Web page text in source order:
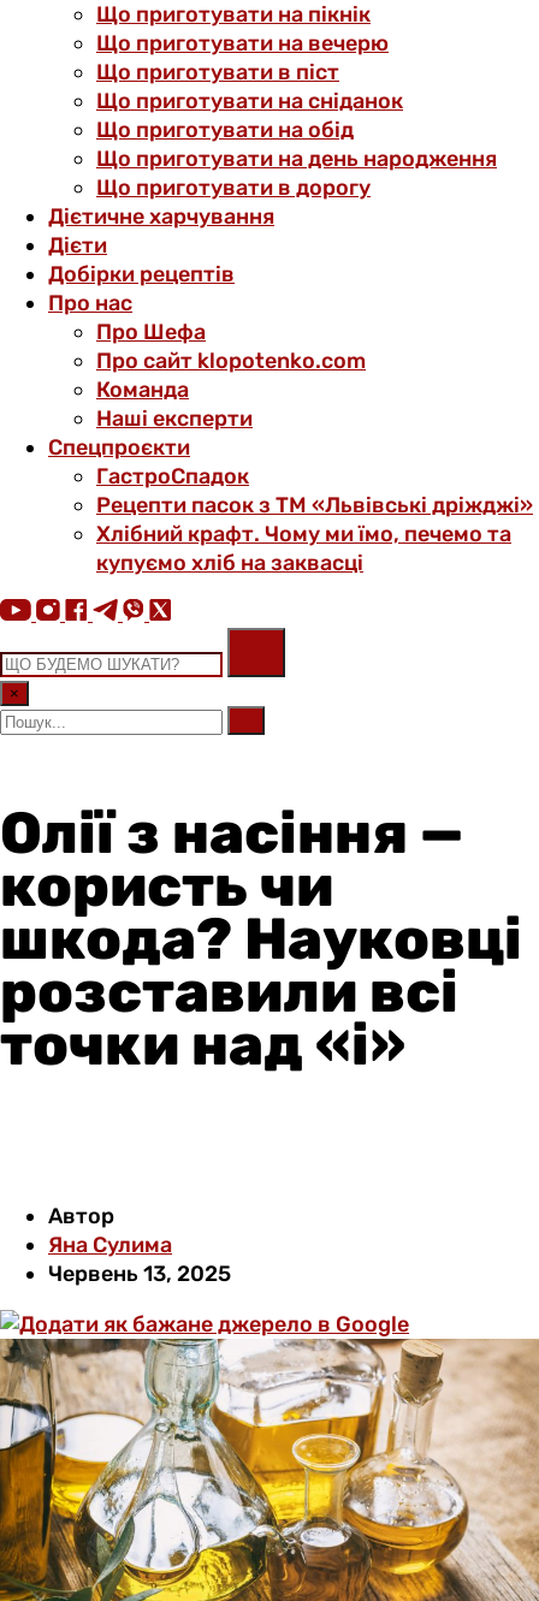
Що приготувати на пікнік
Що приготувати на вечерю
Що приготувати в піст
Що приготувати на сніданок
Що приготувати на обід
Що приготувати на день народження
Що приготувати в дорогу
Дієтичне харчування
Дієти
Добірки рецептів
Про нас
Про Шефа
Про сайт klopotenko.com
Команда
Наші експерти
Спецпроєкти
ГастроСпадок
Рецепти пасок з ТМ «Львівські дріжджі»
Хлібний крафт. Чому ми їмо, печемо та
купуємо хліб на заквасці
×
Олії з насіння —
користь чи
шкода? Науковці
розставили всі
точки над «і»
Автор
Яна Сулима
Червень 13, 2025